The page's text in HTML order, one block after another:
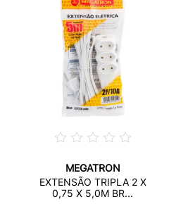
MEGATRON
EXTENSÃO TRIPLA 2 X
0,75 X 5,0M BR...